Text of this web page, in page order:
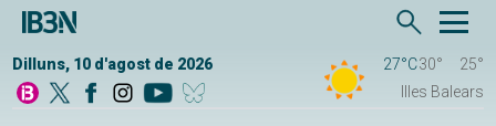
Dilluns, 10 d'agost de 2026 27°C30°
25°
Illes Balears